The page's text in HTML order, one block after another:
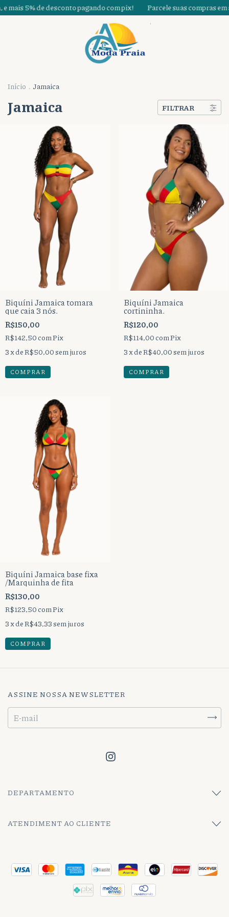
mais 5% de desconto pagando com pix! Parcele suas compras
Início . Jamaica
Jamaica FILTRAR
Biquíni Jamaica tomara
que caia 3 nós.
R$150,00
R$142,50 comPix
3 x deR$50,00sem juros
COMPRAR
Biquíni Jamaica
cortininha.
R$120,00
R$114,00 comPix
3 x deR$40,00sem juros
COMPRAR
Biquíni Jamaica base fixa
/Marquinha de fita
R$130,00
R$123,50 comPix
3 x deR$43,33sem juros
COMPRAR
ASSINE NOSSA NEWSLETTER
DEPARTAMENTO
ATENDIMENT AO CLIENTE